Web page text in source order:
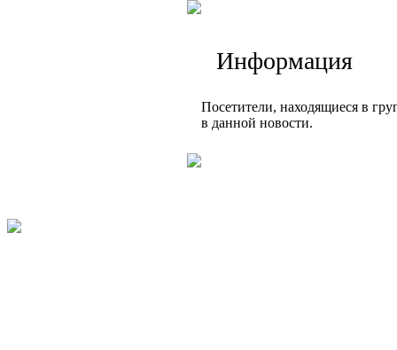
Информация
Посетители, находящиеся в
в данной новости.